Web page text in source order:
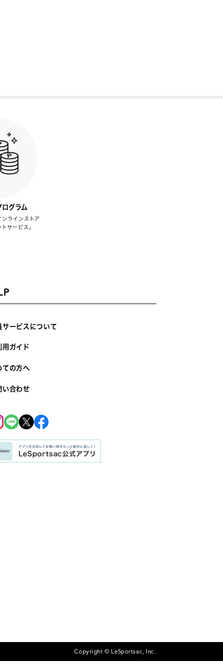
ログラム
ラインストア
サービス。
サービスについて
用ガイド
ての方へ
い合わせ
Copyright © LeSportsac, Inc.